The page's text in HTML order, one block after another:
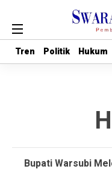
Tren Politik Hukum
Tren Politik Hukum
Bupati Warsubi